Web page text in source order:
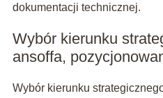
dokumentacji technicznej.
Wybór kierunku
ansoffa,
Wybór kierunku